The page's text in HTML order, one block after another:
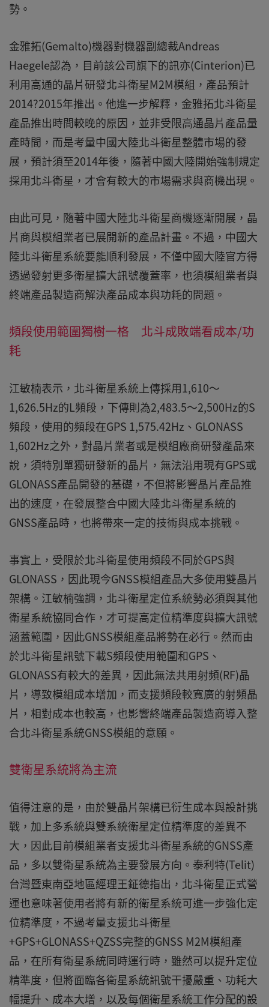
勢。
金雅拓(Gemalto)機器對機器副總裁Andreas
Haegele認為，目前該公司旗下的訊亦(Cinterion)已
利用高通的晶片研發北斗衛星M2M模組，產品預計
2014?2015年推出。他進一步解釋，金雅拓北斗衛星
產品推出時間較晚的原因，並非受限高通晶片產品量
產時間，而是考量中國大陸北斗衛星整體市場的發
展，預計須至2014年後，隨著中國大陸開始強制規定
採用北斗衛星，才會有較大的市場需求與商機出現。
由此可見，隨著中國大陸北斗衛星商機逐漸開展，晶
片商與模組業者已展開新的產品計畫。不過，中國大
陸北斗衛星系統要能順利發展，不僅中國大陸官方得
透過發射更多衛星擴大訊號覆蓋率，也須模組業者與
終端產品製造商解決產品成本與功耗的問題。
頻段使用範圍獨樹一格 北斗成敗端看成本/功
耗
江敏楠表示，北斗衛星系統上傳採用1,610～
1,626.5Hz的L頻段，下傳則為2,483.5～2,500Hz的S
頻段，使用的頻段在GPS 1,575.42Hz、GLONASS
1,602Hz之外，對晶片業者或是模組廠商研發產品來
說，須特別單獨研發新的晶片，無法沿用現有GPS或
GLONASS產品開發的基礎，不但將影響晶片產品推
出的速度，在發展整合中國大陸北斗衛星系統的
GNSS產品時，也將帶來一定的技術與成本挑戰。
事實上，受限於北斗衛星使用頻段不同於GPS與
GLONASS，因此現今GNSS模組產品大多使用雙晶片
架構。江敏楠強調，北斗衛星定位系統勢必須與其他
衛星系統協同合作，才可提高定位精準度與擴大訊號
涵蓋範圍，因此GNSS模組產品將勢在必行。然而由
於北斗衛星訊號下載S頻段使用範圍和GPS、
GLONASS有較大的差異，因此無法共用射頻(RF)晶
片，導致模組成本增加，而支援頻段較寬廣的射頻晶
片，相對成本也較高，也影響終端產品製造商導入整
合北斗衛星系統GNSS模組的意願。
雙衛星系統將為主流
值得注意的是，由於雙晶片架構已衍生成本與設計挑
戰，加上多系統與雙系統衛星定位精準度的差異不
大，因此目前模組業者支援北斗衛星系統的GNSS產
品，多以雙衛星系統為主要發展方向。泰利特(Telit)
台灣暨東南亞地區經理王鉦德指出，北斗衛星正式營
運也意味著使用者將有新的衛星系統可進一步強化定
位精準度，不過考量支援北斗衛星
+GPS+GLONASS+QZSS完整的GNSS M2M模組產
品，在所有衛星系統同時運行時，雖然可以提升定位
精準度，但將面臨各衛星系統訊號干擾嚴重、功耗大
幅提升、成本大增，以及每個衛星系統工作分配的設